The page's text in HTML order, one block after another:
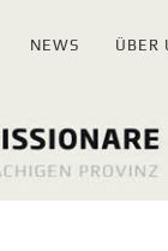
NEWS ÜBER